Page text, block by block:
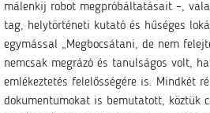
málenkij robot megpróbáltatásait –,
tag, helytörténeti kutató és hűséges
egymással „Megbocsátani, de nem
nemcsak megrázó és tanulságos volt,
emlékeztetés felelősségére is. Mindkét
dokumentumokat is bemutatott, köztük